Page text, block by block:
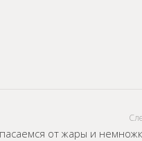
от жары и